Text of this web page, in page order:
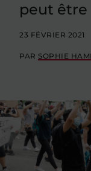
peut être
23 FÉVRIER 2021
PAR SOPHIE